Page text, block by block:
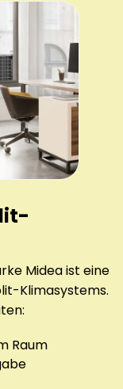
Midea ist eine
Klimasystems.
Raum